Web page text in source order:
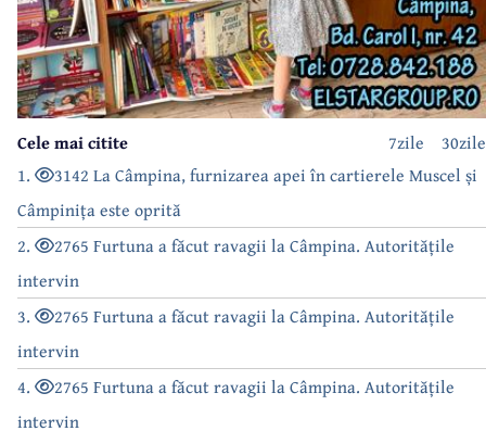
30zile
7zile
Cele mai citite
1.
3142 La Câmpina, furnizarea apei în cartierele Muscel și
Câmpinița este oprită
2.
2765 Furtuna a făcut ravagii la Câmpina. Autoritățile
intervin
3.
2765 Furtuna a făcut ravagii la Câmpina. Autoritățile
intervin
4.
2765 Furtuna a făcut ravagii la Câmpina. Autoritățile
intervin